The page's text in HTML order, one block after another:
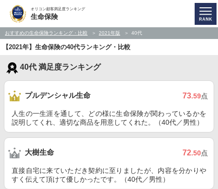
オリコン顧客満足度ランキング
生命保険
おすすめの生命保険ランキング・比較 2021年版 40代
【2021年】生命保険の40代ランキング・比較
40代 満足度ランキング
プルデンシャル生命 73.59点
人生の一生涯を通して、どの様に生命保険が関わっているかを
説明してくれ、適切な商品を用意してくれた。（40代／男性）
大樹生命 72.50点
直接自宅に来ていただき契約に至りましたが、内容を分かりや
すく伝えて頂けて優しかったです。（40代／男性）